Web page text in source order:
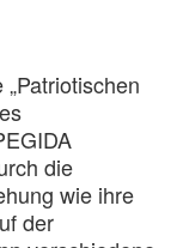
die
wie ihre
der